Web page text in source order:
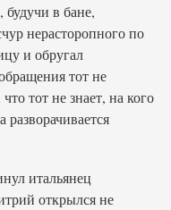
в бане,
нерасторопного по
и обругал
тот не
тот не знает, на кого
итальянец
открылся не